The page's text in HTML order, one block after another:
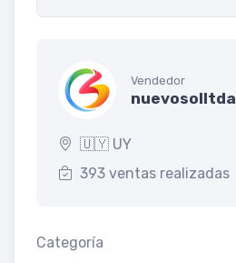
Vendedor
nuevosolltda
🇺🇾 UY
393 ventas realizadas
Categoría